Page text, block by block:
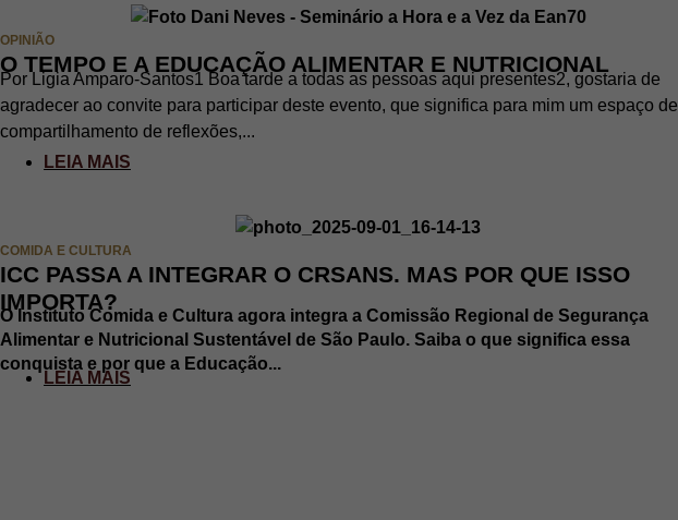
OPINIÃO
O TEMPO E A EDUCAÇÃO ALIMENTAR E NUTRICIONAL
Por Ligia Amparo-Santos1 Boa tarde a todas as pessoas aqui presentes2, gostaria de
agradecer ao convite para participar deste evento, que significa para mim um espaço de
compartilhamento de reflexões,...
LEIA MAIS
COMIDA E CULTURA
ICC PASSA A INTEGRAR O CRSANS. MAS POR QUE ISSO
IMPORTA?
O Instituto Comida e Cultura agora integra a Comissão Regional de Segurança
Alimentar e Nutricional Sustentável de São Paulo. Saiba o que significa essa
conquista e por que a Educação...
LEIA MAIS